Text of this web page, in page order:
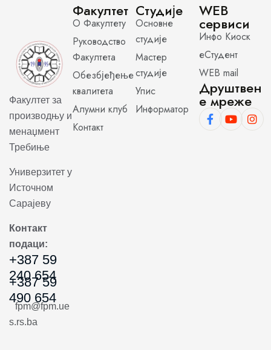
Факултет за
производњу и
менаџмент
Требиње
Универзитет у
Источном
Сарајеву
Контакт
подаци:
+387 59
240 654
+387 59
490 654
fpm@fpm.ue
s.rs.ba
Факултет
О Факултету
Руководство
Факултета
Обезбјеђење
квалитета
Алумни клуб
Контакт
Студије
Основне
студије
Мастер
студије
Упис
Информатор
WEB
сервиси
Инфо Киоск
еСтудент
WEB mail
Друштвен
е мреже